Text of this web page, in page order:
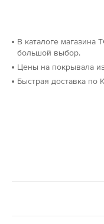
В каталоге
большой выбор.
Цены на покрывала
Быстрая доставка по